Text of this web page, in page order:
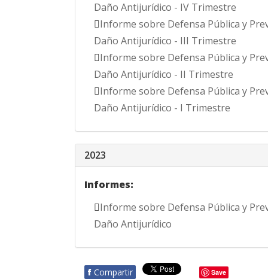
Daño Antijurídico - IV Trimestre
Informe sobre Defensa Pública y
Daño Antijurídico - III Trimestre
Informe sobre Defensa Pública y
Daño Antijurídico - II Trimestre
Informe sobre Defensa Pública y
Daño Antijurídico - I Trimestre
2023
Informes:
Informe sobre Defensa Pública y
Daño Antijurídico
f Compartir Save